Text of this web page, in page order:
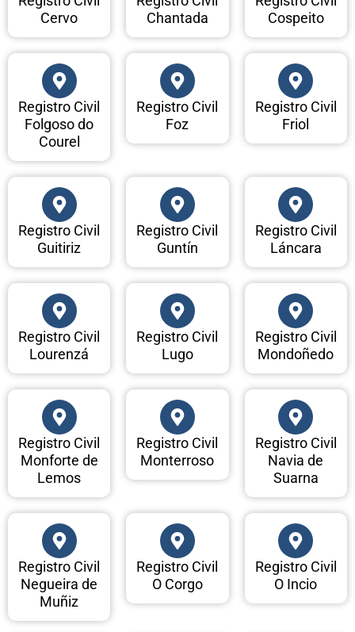
Cervo
Chantada
Cospeito
Registro Civil
Folgoso do
Courel
Registro Civil
Foz
Registro Civil
Friol
Registro Civil
Guitiriz
Registro Civil
Guntín
Registro Civil
Láncara
Registro Civil
Lourenzá
Registro Civil
Lugo
Registro Civil
Mondoñedo
Registro Civil
Monforte de
Lemos
Registro Civil
Monterroso
Registro Civil
Navia de
Suarna
Registro Civil
Negueira de
Muñiz
Registro Civil
O Corgo
Registro Civil
O Incio